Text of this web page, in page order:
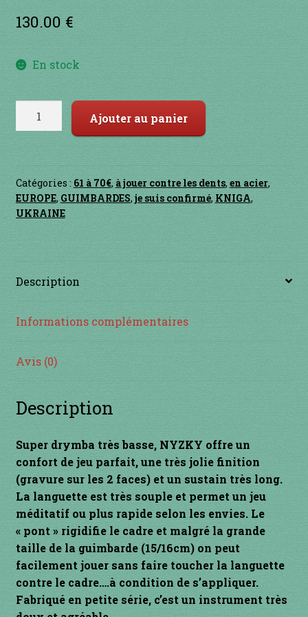
en bois
en cuivre
en laiton
INSTRUMENTS DIVERS
je suis confirmé
je suis débutant
Liens
Mon Compte
Newsletter
Panier
par prix
130.00 €
En stock
Ajouter au panier
Catégories : 61 à 70€, à jouer contre les dents, en acier,
EUROPE, GUIMBARDES, je suis confirmé, KNIGA,
UKRAINE
Description
Informations complémentaires
Avis (0)
Description
Super drymba très basse, NYZKY offre un
confort de jeu parfait, une très jolie finition
(gravure sur les 2 faces) et un sustain très long.
La languette est très souple et permet un jeu
méditatif ou plus rapide selon les envies. Le
« pont » rigidifie le cadre et malgré la grande
taille de la guimbarde (15/16cm) on peut
facilement jouer sans faire toucher la languette
contre le cadre….à condition de s’appliquer.
Fabriqué en petite série, c’est un instrument très